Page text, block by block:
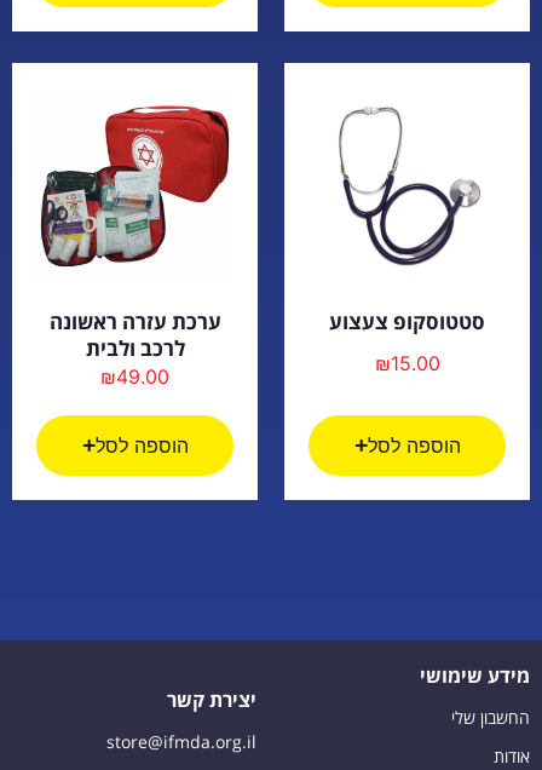
סטטוסקופ צעצוע
₪15.00
הוספה לסל
ערכת עזרה ראשונה
לרכב ולבית
₪49.00
הוספה לסל
מידע שימושי
החשבון שלי
אודות
יצירת קשר
store@ifmda.org.il